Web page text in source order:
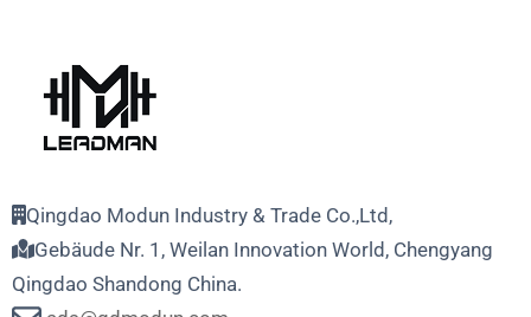
Qingdao Modun Industry & Trade Co.,Ltd,
Gebäude Nr. 1, Weilan Innovation World, Chengyang
Qingdao Shandong China.